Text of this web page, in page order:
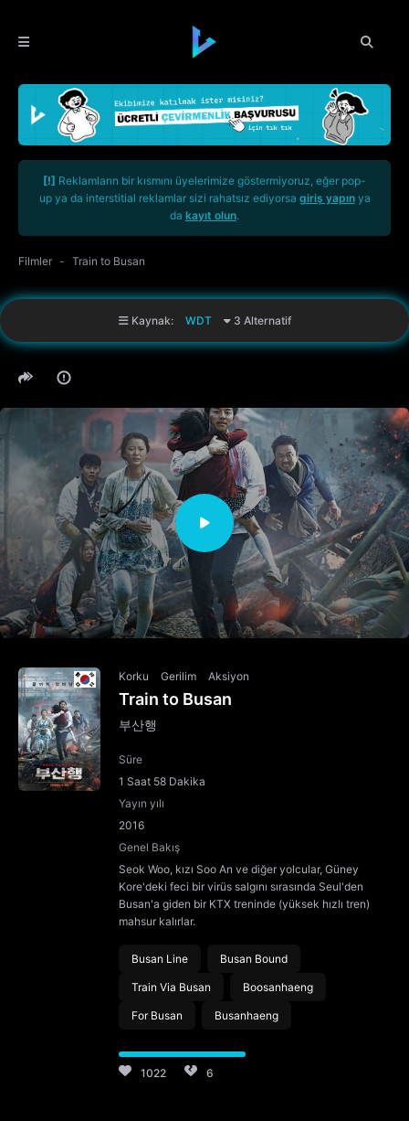
[!] Reklamların bir kısmını üyelerimize göstermiyoruz, eğer pop-
up ya da interstitial reklamlar sizi rahatsız ediyorsa giriş yapınya
da kayıt olun.
Filmler Train to Busan
Kaynak: WDT 3 Alternatif
Korku Gerilim Aksiyon
Train to Busan
부산행
Süre
1 Saat 58 Dakika
Yayın yılı
2016
Genel Bakış
Seok Woo, kızı Soo An ve diğer yolcular, Güney
Kore'deki feci bir virüs salgını sırasında Seul'den
Busan'a giden bir KTX treninde (yüksek hızlı tren)
mahsur kalırlar.
Busan Line Busan Bound
Train Via Busan Boosanhaeng
For Busan Busanhaeng
1022 6